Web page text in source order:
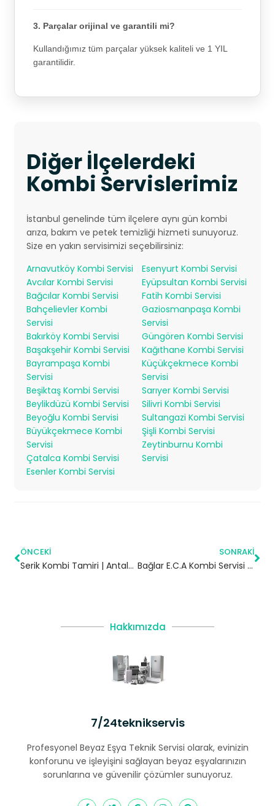
3. Parçalar orijinal ve garantili mi?
Kullandığımız tüm parçalar yüksek kaliteli ve 1 YIL
garantilidir.
Diğer İlçelerdeki
Kombi Servislerimiz
İstanbul genelinde tüm ilçelere aynı gün kombi
arıza, bakım ve petek temizliği hizmeti sunuyoruz.
Size en yakın servisimizi seçebilirsiniz:
Arnavutköy Kombi Servisi
Avcılar Kombi Servisi
Bağcılar Kombi Servisi
Bahçelievler Kombi
Servisi
Bakırköy Kombi Servisi
Başakşehir Kombi Servisi
Bayrampaşa Kombi
Servisi
Beşiktaş Kombi Servisi
Beylikdüzü Kombi Servisi
Beyoğlu Kombi Servisi
Büyükçekmece Kombi
Servisi
Çatalca Kombi Servisi
Esenler Kombi Servisi
Esenyurt Kombi Servisi
Eyüpsultan Kombi Servisi
Fatih Kombi Servisi
Gaziosmanpaşa Kombi
Servisi
Güngören Kombi Servisi
Kağıthane Kombi Servisi
Küçükçekmece Kombi
Servisi
Sarıyer Kombi Servisi
Silivri Kombi Servisi
Sultangazi Kombi Servisi
Şişli Kombi Servisi
Zeytinburnu Kombi
Servisi
ÖNCEKI
Serik Kombi Tamiri | Antalya
SONRAKI
Bağlar E.C.A Kombi Servisi – Bağcılar Yetkili Servis
Hakkımızda
7/24teknikservis
Profesyonel Beyaz Eşya Teknik Servisi olarak, evinizin
konforunu ve işleyişini sağlayan beyaz eşyalarınızın
sorunlarına ve güvenilir çözümler sunuyoruz.